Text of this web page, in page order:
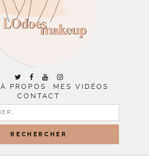
À PROPOS
MES VIDÉOS
CONTACT
RECHERCHER :